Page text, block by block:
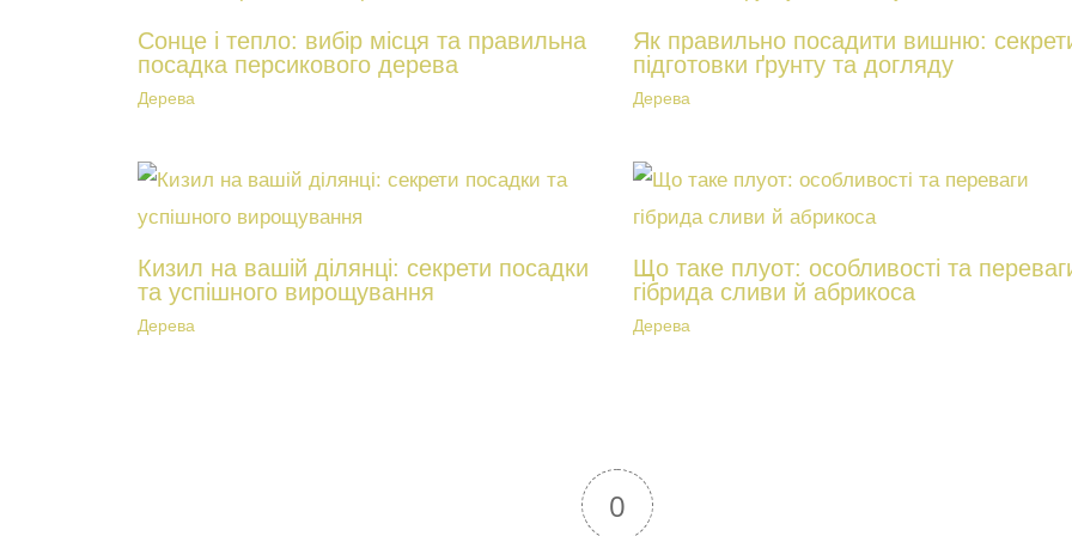
Сонце і тепло: вибір місця та правильна
посадка персикового дерева
Дерева
Як правильно посадити вишню:
підготовки ґрунту та догляду
Дерева
Кизил на вашій ділянці: секрети посадки
та успішного вирощування
Дерева
Що таке плуот: особливості та
гібрида сливи й абрикоса
Дерева
0